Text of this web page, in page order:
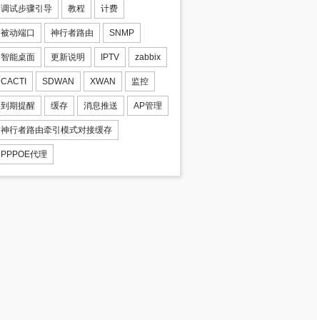
调试步骤引导 教程 计费
被动端口 神行者路由 SNMP
智能桌面 更新说明 IPTV zabbix
CACTI SDWAN XWAN 监控
到期提醒 缓存 消息推送 AP管理
神行者路由牵引模式对接缓存
PPPOE代理